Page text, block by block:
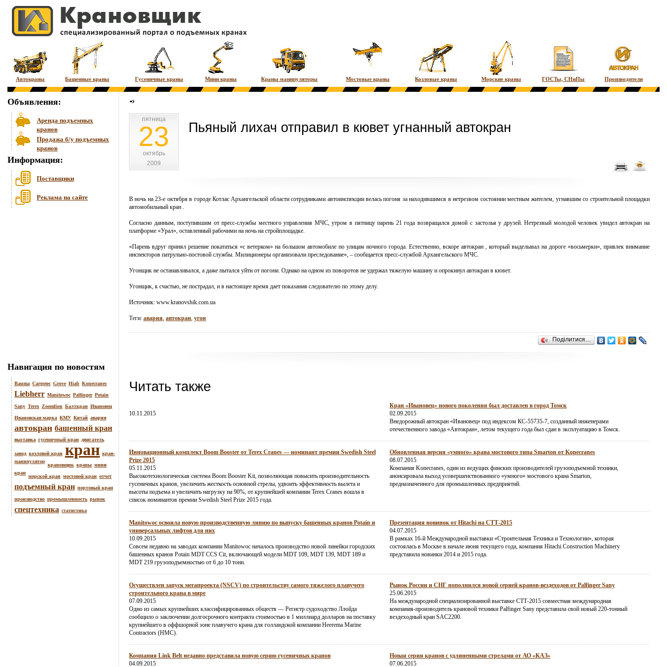
Автокраны Башенные краны Гусеничные краны Мини краны Краны манипуляторы Мостовые краны Козловые краны Морские краны ГОСТы, СНиПы Производители
Объявления:
Аренда подъемных
кранов
Продажа б/у подъемных
кранов
Информация:
Поставщики
Реклама на сайте
Навигация по новостям
Bauma Cargotec Grove Hiab Konecranes
Liebherr Manitowoc Palfinger Potain
Sany Terex Zoomlion Балткран Ивановец
Ивановская марка КМУ Китай авария
автокран башенный кран
выставка гусеничный кран двигатель
завод козловой кран кран кран-
манипулятор крановщик краны мини
кран морской кран мостовой кран отчет
подъемный кран портовый кран
производство промышленность рынок
спецтехника статистика
пятница
пятница
23
октябрь
октябрь
2009
2009
Пьяный лихач отправил в кювет угнанный автокран
В ночь на 23-е октября в городе Котлас Архангельской области сотрудниками автоинспекции велась погоня за находившимся в нетрезвом состоянии местным жителем, угнавшим со строительной площадки
автомобильный кран .
Согласно данным, поступившим от пресс-службы местного управления МЧС, утром в пятницу парень 21 года возвращался домой с застолья у друзей. Нетрезвый молодой человек увиделавтокран на
платформе «Урал», оставленный рабочими на ночь на стройплощадке.
«Парень вдруг принял решение покататься «с ветерком» на большом автомобиле по улицам ночного города. Естественно, вскоре автокран , который выделывал на дороге «восьмерки», привлек внимание
инспекторов патрульно-постовой службы. Милиционеры организовали преследование», – сообщается пресс-службой Архангельского МЧС.
Угонщик не останавливался, а даже пытался уйти от погони. Однако на одном из поворотов не удержал тяжелую машину и опрокинул автокран в кювет.
Угонщик, к счастью, не пострадал, и в настоящее время дает показания следователю по этому делу.
Источник: www.kranovshik.com.ua
Теги: авария, автокран, угон
Поділитися…
Читать также
10.11.2015
Кран «Ивановец» нового поколения был доставлен в город Томск
02.09.2015
Внедорожный автокран «Ивановец» под индексом КС-55735-7, созданный инженерами
отечественного завода «Автокран», летом текущего года был сдан в эксплуатацию в Томск.
Инновационный комплект Boom Booster от Terex Cranes — номинант премии Swedish Steel
Prize 2015
05.11.2015
Высокотехнологическая система Boom Booster Kit, позволяющая повысить производительность
гусеничных кранов, увеличить жесткость основной стрелы, удвоить эффективность вылета и
высоты подъема и увеличить нагрузку на 90%, от крупнейшей компании Terex Cranes вошла в
список номинантов премии Swedish Steel Prize 2015 года.
Обновленная версия «умного» крана мостового типа Smarton от Konecranes
08.07.2015
Компания Konecranes, один из ведущих финских производителей грузоподъемной техники,
анонсировала выход усовершенствованного «умного» мостового крана Smarton,
предназначенного для промышленных предприятий.
Manitowoc освоила новую производственную линию по выпуску башенных кранов Potain и
универсальных лифтов для них
10.09.2015
Совсем недавно на заводах компании Manitowoc началось производство новой линейки городских
башенных кранов Potain MDT CCS Cit, включающей модели MDT 109, MDT 139, MDT 189 и
MDT 219 грузоподъемностью от 6 до 10 тонн.
Презентация новинок от Hitachi на СТТ-2015
04.07.2015
В рамках 16-й Международной выставки «Строительная Техника и Технологии», которая
состоялась в Москве в начале июня текущего года, компания Hitachi Construction Machinery
представила новинки 2014 и 2015 года.
Осуществлен запуск мегапроекта (NSCV) по строительству самого тяжелого плавучего
строительного крана в мире
07.09.2015
Одно из самых крупнейших классифицированных обществ — Регистр судоходство Ллойда
сообщило о заключении долгосрочного контракта стоимостью в 1 миллиард долларов на поставку
крупнейшего в оффшорной зоне плавучего крана для голландской компании Heerema Marine
Contractors (HMC).
Рынок России и СНГ пополнился новой серией кранов-вездеходов от Palfinger Sany
25.06.2015
На международной специализированной выставке СТТ-2015 совместная международная
компания-производитель крановой техники Palfinger Sany представила свой новый 220-тонный
вездеходный кран SAC2200.
Компания Link Belt недавно представила новую серию гусеничных кранов
04.09.2015
Новая серия кранов с удлиненными стрелами от АО «КАЗ»
07.06.2015